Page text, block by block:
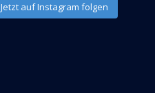
Jetzt auf Instagram folgen